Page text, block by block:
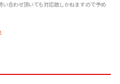
合わせ頂いても対応致しかねますので予め